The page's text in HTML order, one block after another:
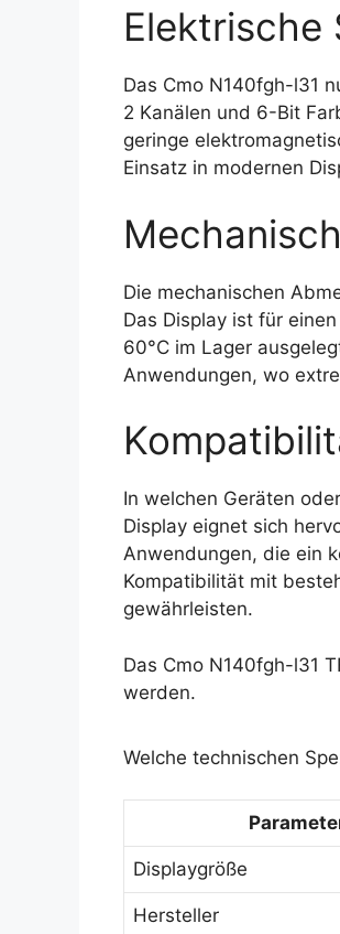
Elektrische
Das Cmo N140fgh-l31
2 Kanälen und 6-Bit
geringe
Einsatz in modernen
Die mechanischen
Das Display ist für
60°C im Lager
Anwendungen, wo
In welchen Geräten
Display eignet sich
Anwendungen, die ein
Kompatibilität mit
gewährleisten.
Das Cmo N140fgh-l31
werden.
Welche technischen
Displaygröße
Hersteller